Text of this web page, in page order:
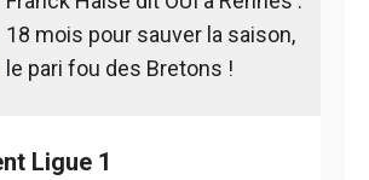
18 mois pour sauver la saison,
le pari fou des Bretons !
Ligue 1